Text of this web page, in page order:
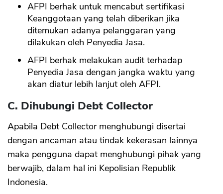
AFPI berhak untuk mencabut sertifikasi
Keanggotaan yang telah diberikan jika
ditemukan adanya pelanggaran yang
dilakukan oleh Penyedia Jasa.
AFPI berhak melakukan audit terhadap
Penyedia Jasa dengan jangka waktu yang
akan diatur lebih lanjut oleh AFPI.
C. Dihubungi Debt Collector
Apabila Debt Collector menghubungi disertai
dengan ancaman atau tindak kekerasan lainnya
maka pengguna dapat menghubungi pihak yang
berwajib, dalam hal ini Kepolisian Republik
Indonesia.